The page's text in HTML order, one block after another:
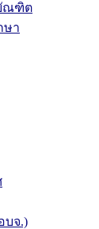
ณฑิต
ษา
บจ.)